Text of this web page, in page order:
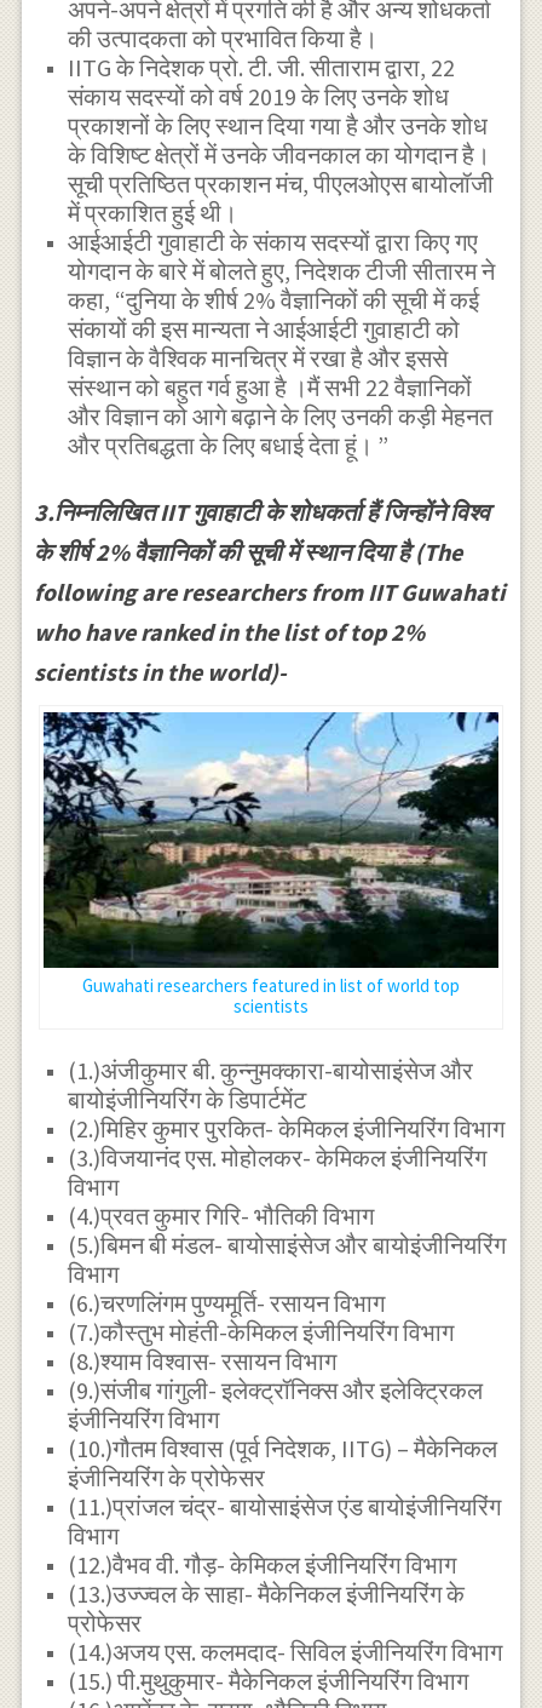
अपने-अपने क्षेत्रों में प्रगति की है और अन्य शोधकर्ता
की उत्पादकता को प्रभावित किया है।
IITG के निदेशक प्रो. टी. जी. सीताराम द्वारा, 22
संकाय सदस्यों को वर्ष 2019 के लिए उनके शोध
प्रकाशनों के लिए स्थान दिया गया है और उनके शोध
के विशिष्ट क्षेत्रों में उनके जीवनकाल का योगदान है।
सूची प्रतिष्ठित प्रकाशन मंच, पीएलओएस बायोलॉजी
में प्रकाशित हुई थी।
आईआईटी गुवाहाटी के संकाय सदस्यों द्वारा किए गए
योगदान के बारे में बोलते हुए, निदेशक टीजी सीतारम ने
कहा, “दुनिया के शीर्ष 2% वैज्ञानिकों की सूची में कई
संकायों की इस मान्यता ने आईआईटी गुवाहाटी को
विज्ञान के वैश्विक मानचित्र में रखा है और इससे
संस्थान को बहुत गर्व हुआ है ।मैं सभी 22 वैज्ञानिकों
और विज्ञान को आगे बढ़ाने के लिए उनकी कड़ी मेहनत
और प्रतिबद्धता के लिए बधाई देता हूं। ”
3.निम्नलिखित IIT गुवाहाटी के शोधकर्ता हैं जिन्होंने विश्व
के शीर्ष 2% वैज्ञानिकों की सूची में स्थान दिया है (The
following are researchers from IIT Guwahati
who have ranked in the list of top 2%
scientists in the world)-
Guwahati researchers featured in list of world top
scientists
(1.)अंजीकुमार बी. कुन्नुमक्कारा-बायोसाइंसेज और
बायोइंजीनियरिंग के डिपार्टमेंट
(2.)मिहिर कुमार पुरकित- केमिकल इंजीनियरिंग विभाग
(3.)विजयानंद एस. मोहोलकर- केमिकल इंजीनियरिंग
विभाग
(4.)प्रवत कुमार गिरि- भौतिकी विभाग
(5.)बिमन बी मंडल- बायोसाइंसेज और बायोइंजीनियरिंग
विभाग
(6.)चरणलिंगम पुण्यमूर्ति- रसायन विभाग
(7.)कौस्तुभ मोहंती-केमिकल इंजीनियरिंग विभाग
(8.)श्याम विश्वास- रसायन विभाग
(9.)संजीब गांगुली- इलेक्ट्रॉनिक्स और इलेक्ट्रिकल
इंजीनियरिंग विभाग
(10.)गौतम विश्वास (पूर्व निदेशक, IITG) – मैकेनिकल
इंजीनियरिंग के प्रोफेसर
(11.)प्रांजल चंद्र- बायोसाइंसेज एंड बायोइंजीनियरिंग
विभाग
(12.)वैभव वी. गौड़- केमिकल इंजीनियरिंग विभाग
(13.)उज्ज्वल के साहा- मैकेनिकल इंजीनियरिंग के
प्रोफेसर
(14.)अजय एस. कलमदाद- सिविल इंजीनियरिंग विभाग
(15.) पी.मुथुकुमार- मैकेनिकल इंजीनियरिंग विभाग